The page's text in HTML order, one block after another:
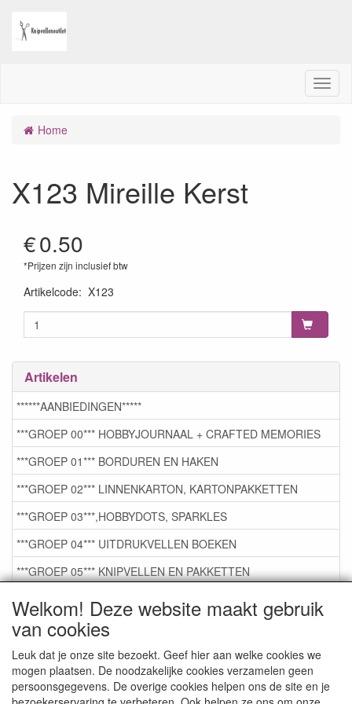
Welkom! Deze website maakt gebruik
van cookies
Leuk dat je onze site bezoekt. Geef hier aan welke cookies we
mogen plaatsen. De noodzakelijke cookies verzamelen geen
persoonsgegevens. De overige cookies helpen ons de site en je
M
e
Home
X123 Mireille Kerst
€0.50
*Prijzen zijn inclusief btw
Artikelcode: X123
Artikelen
******AANBIEDINGEN*****
***GROEP 00*** HOBBYJOURNAAL + CRAFTED MEMORIES
***GROEP 01*** BORDUREN EN HAKEN
***GROEP 02*** LINNENKARTON, KARTONPAKKETTEN
***GROEP 03***,HOBBYDOTS, SPARKLES
***GROEP 04*** UITDRUKVELLEN BOEKEN
***GROEP 05*** KNIPVELLEN EN PAKKETTEN
***GROEP 06*** TAPE/LIJM SNIJMALLEN STEMPELS
***GROEP 07*** KAARTEN +SCRAP TOEBEHOREN
***GROEP 08*** TEKENEN EN KLEUREN, GELPEN,MARKER
***GROEP 09*** KRALEN EN TOEBEHOREN